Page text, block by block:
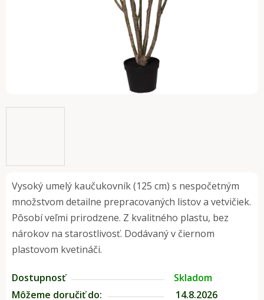
Vysoký umelý kaučukovník (125 cm) s nespočetným
množstvom detailne prepracovaných listov a vetvičiek.
Pôsobí veľmi prirodzene. Z kvalitného plastu, bez
nárokov na starostlivosť. Dodávaný v čiernom
plastovom kvetináči.
Dostupnosť
Skladom
Môžeme doručiť do:
14.8.2026